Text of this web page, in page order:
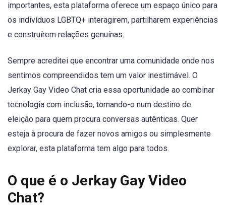
importantes, esta plataforma oferece um espaço único para
os indivíduos LGBTQ+ interagirem, partilharem experiências
e construírem relações genuínas.
Sempre acreditei que encontrar uma comunidade onde nos
sentimos compreendidos tem um valor inestimável. O
Jerkay Gay Video Chat cria essa oportunidade ao combinar
tecnologia com inclusão, tornando-o num destino de
eleição para quem procura conversas autênticas. Quer
esteja à procura de fazer novos amigos ou simplesmente
explorar, esta plataforma tem algo para todos.
O que é o Jerkay Gay Video
Chat?